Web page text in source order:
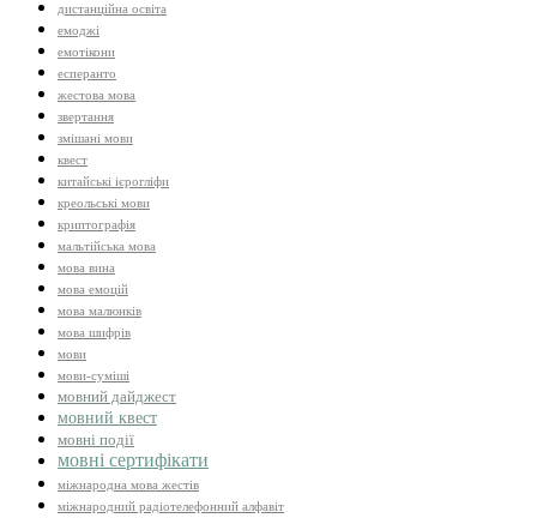
дистанційна освіта
емоджі
емотікони
есперанто
жестова мова
звертання
змішані мови
квест
китайські ієрогліфи
креольські мови
криптографія
мальтійська мова
мова вина
мова емоцій
мова малюнків
мова шифрів
мови
мови-суміші
мовний дайджест
мовний квест
мовні події
мовні сертифікати
міжнародна мова жестів
міжнародний радіотелефонний алфавіт